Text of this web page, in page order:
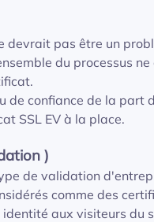
devrait pas être un
du processus
de confiance de la part
SSL EV à la place.
)
de validation
comme des
aux visiteurs du